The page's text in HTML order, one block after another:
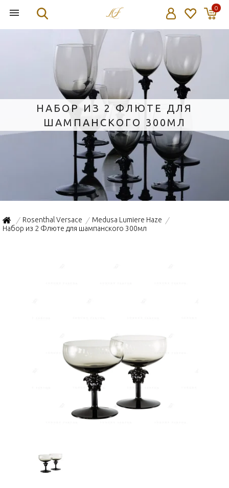
0
НАБОР ИЗ 2 ФЛЮТЕ ДЛЯ
ШАМПАНСКОГО 300МЛ
/ Rosenthal Versace / Medusa Lumiere Haze /
Набор из 2 Флюте для шампанского 300мл